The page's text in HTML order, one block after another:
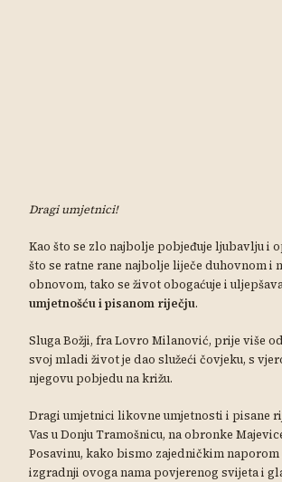
Dragi umjetnici!
Kao što se zlo najbolje pobjeđuje ljubavlju i
što se ratne rane najbolje liječe duhovnom i
obnovom, tako se život obogaćuje i
umjetnošću i pisanom riječju.
Sluga Božji, fra Lovro Milanović, prije više
svoj mladi život je dao služeći čovjeku, s
njegovu pobjedu na križu.
Dragi umjetnici likovne umjetnosti i pisane
Vas u Donju Tramošnicu, na obronke
Posavinu, kako bismo zajedničkim
izgradnji ovoga nama povjerenog svijeta i